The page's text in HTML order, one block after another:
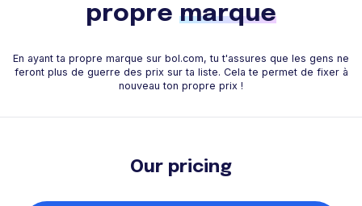
propre marque
En ayant ta propre marque sur bol.com, tu t'assures que les gens ne
feront plus de guerre des prix sur ta liste. Cela te permet de fixer à
nouveau ton propre prix !
Our pricing